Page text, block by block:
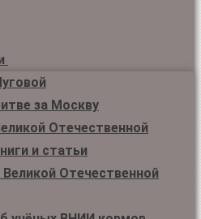
за Москву
Отечественной
и статьи
Отечественной